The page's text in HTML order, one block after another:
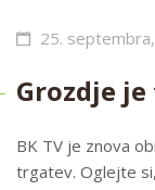
25.
Grozdje
BK TV je znova
trgatev. Oglejte